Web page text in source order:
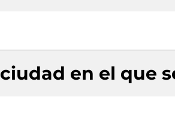
en el que